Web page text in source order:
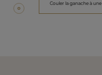
Couler la ganache à